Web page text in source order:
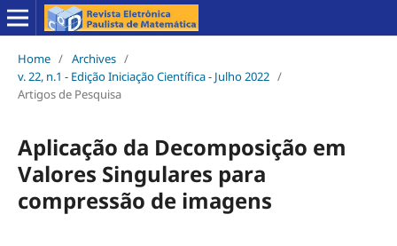
Home / Archives /
v. 22, n.1 - Edição Iniciação Científica - Julho 2022 /
Artigos de Pesquisa
Aplicação da Decomposição em
Valores Singulares para
compressão de imagens